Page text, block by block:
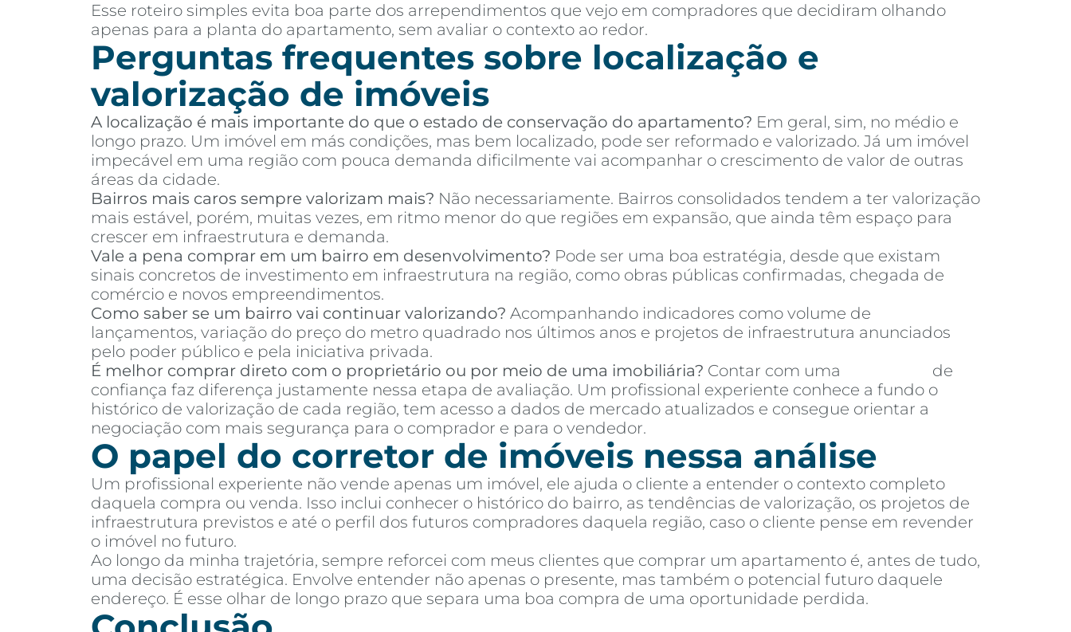
Esse roteiro simples evita boa parte dos arrependimentos que vejo em compradores que decidiram olhando
apenas para a planta do apartamento, sem avaliar o contexto ao redor.
Perguntas frequentes sobre localização e
valorização de imóveis
A localização é mais importante do que o estado de conservação do apartamento? Em geral, sim, no médio e
longo prazo. Um imóvel em más condições, mas bem localizado, pode ser reformado e valorizado. Já um imóvel
impecável em uma região com pouca demanda dificilmente vai acompanhar o crescimento de valor de outras
áreas da cidade.
Bairros mais caros sempre valorizam mais? Não necessariamente. Bairros consolidados tendem a ter valorização
mais estável, porém, muitas vezes, em ritmo menor do que regiões em expansão, que ainda têm espaço para
crescer em infraestrutura e demanda.
Vale a pena comprar em um bairro em desenvolvimento? Pode ser uma boa estratégia, desde que existam
sinais concretos de investimento em infraestrutura na região, como obras públicas confirmadas, chegada de
comércio e novos empreendimentos.
Como saber se um bairro vai continuar valorizando? Acompanhando indicadores como volume de
lançamentos, variação do preço do metro quadrado nos últimos anos e projetos de infraestrutura anunciados
pelo poder público e pela iniciativa privada.
É melhor comprar direto com o proprietário ou por meio de uma imobiliária? Contar com uma
de
confiança faz diferença justamente nessa etapa de avaliação. Um profissional experiente conhece a fundo o
histórico de valorização de cada região, tem acesso a dados de mercado atualizados e consegue orientar a
negociação com mais segurança para o comprador e para o vendedor.
O papel do corretor de imóveis nessa análise
Um profissional experiente não vende apenas um imóvel, ele ajuda o cliente a entender o contexto completo
daquela compra ou venda. Isso inclui conhecer o histórico do bairro, as tendências de valorização, os projetos de
infraestrutura previstos e até o perfil dos futuros compradores daquela região, caso o cliente pense em revender
o imóvel no futuro.
Ao longo da minha trajetória, sempre reforcei com meus clientes que comprar um apartamento é, antes de tudo,
uma decisão estratégica. Envolve entender não apenas o presente, mas também o potencial futuro daquele
endereço. É esse olhar de longo prazo que separa uma boa compra de uma oportunidade perdida.